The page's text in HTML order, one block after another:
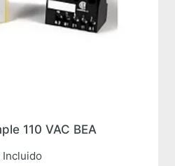
110 VAC BEA
Incluido